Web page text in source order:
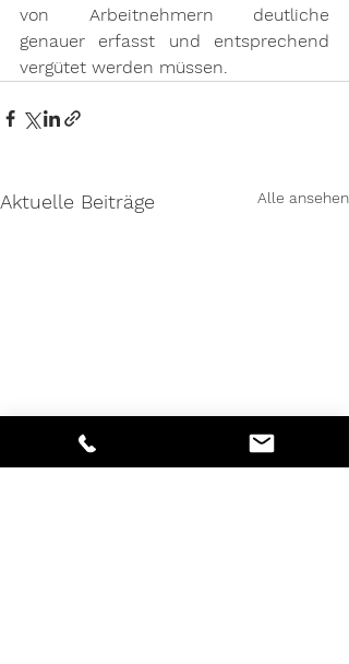
von Arbeitnehmern deutliche
genauer erfasst und entsprechend
vergütet werden müssen.
Aktuelle Beiträge Alle ansehen